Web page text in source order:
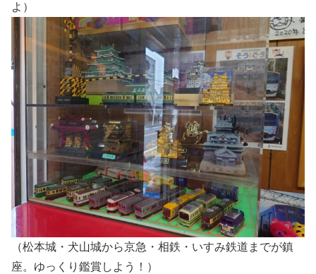
よ）
（松本城・犬山城から京急・相鉄・いすみ鉄道までが鎮
座。ゆっくり鑑賞しよう！）